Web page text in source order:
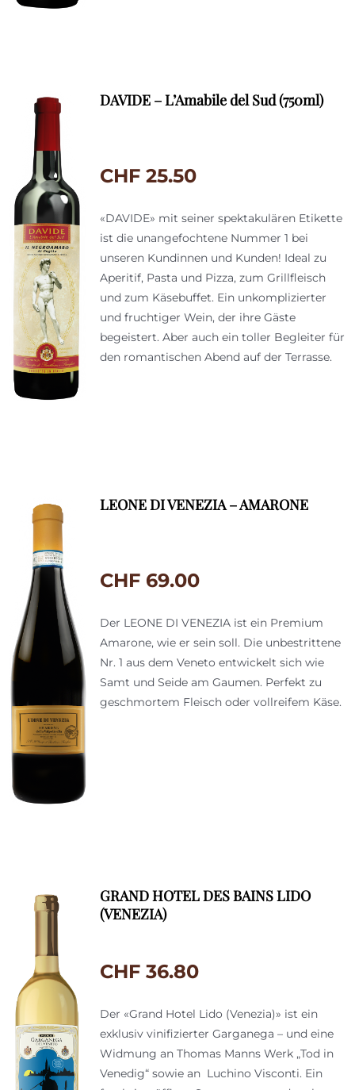
DAVIDE – L’Amabile del Sud (750ml)
CHF 25.50
«DAVIDE» mit seiner spektakulären Etikette
ist die unangefochtene Nummer 1 bei
unseren Kundinnen und Kunden! Ideal zu
Aperitif, Pasta und Pizza, zum Grillfleisch
und zum Käsebuffet. Ein unkomplizierter
und fruchtiger Wein, der ihre Gäste
begeistert. Aber auch ein toller Begleiter für
den romantischen Abend auf der Terrasse.
LEONE DI VENEZIA – AMARONE
CHF 69.00
Der LEONE DI VENEZIA ist ein Premium
Amarone, wie er sein soll. Die unbestrittene
Nr. 1 aus dem Veneto entwickelt sich wie
Samt und Seide am Gaumen. Perfekt zu
geschmortem Fleisch oder vollreifem Käse.
GRAND HOTEL DES BAINS LIDO
(VENEZIA)
CHF 36.80
Der «Grand Hotel Lido (Venezia)» ist ein
exklusiv vinifizierter Garganega – und eine
Widmung an Thomas Manns Werk „Tod in
Venedig“ sowie an Luchino Visconti. Ein